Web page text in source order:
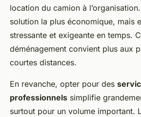
location du camion à
solution la plus économique, mais
stressante et exigeante en temps.
déménagement convient plus aux
courtes distances.
En revanche, opter pour des
professionnels simplifie
surtout pour un volume important.